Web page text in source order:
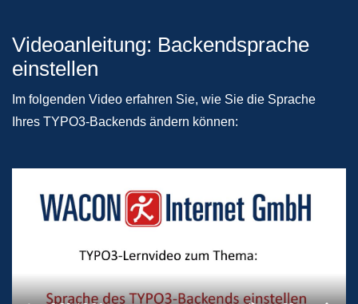
Videoanleitung: Backendsprache
einstellen
Im folgenden Video erfahren Sie, wie Sie die Sprache
Ihres TYPO3-Backends ändern können: